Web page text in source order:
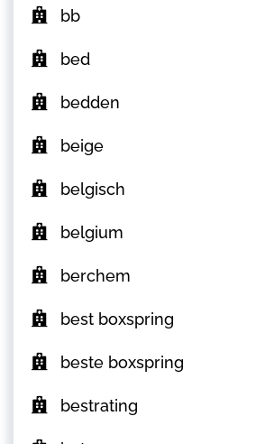
bb
bed
bedden
beige
belgisch
belgium
berchem
best boxspring
beste boxspring
bestrating